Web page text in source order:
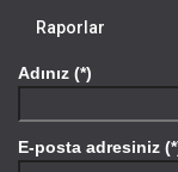
Raporlar
Adınız (*)
E-posta adresiniz